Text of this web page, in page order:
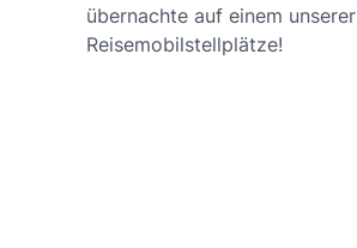
übernachte auf einem unserer
Reisemobilstellplätze!